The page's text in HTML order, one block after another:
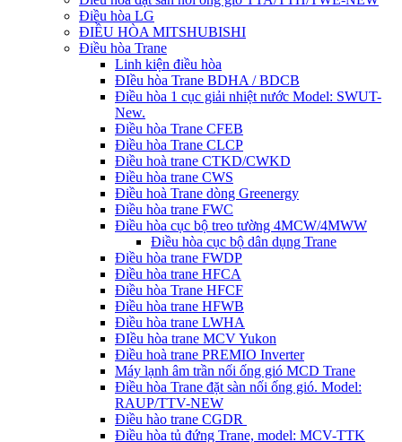
Điều hòa LG
ĐIỀU HÒA MITSHUBISHI
Điều hòa Trane
Linh kiện điều hòa
ĐIều hòa Trane BDHA / BDCB
Điều hòa 1 cục giải nhiệt nước Model: SWUT-
New.
Điều hòa Trane CFEB
Điều hòa Trane CLCP
Điều hoà trane CTKD/CWKD
Điều hòa trane CWS
Điều hoà Trane dòng Greenergy
Điều hòa trane FWC
Điều hòa cục bộ treo tường 4MCW/4MWW
Điều hòa cục bộ dân dụng Trane
Điều hòa trane FWDP
Điều hòa trane HFCA
Điều hòa Trane HFCF
Điều hòa trane HFWB
Điều hòa trane LWHA
ĐIều hòa trane MCV Yukon
Điều hoà trane PREMIO Inverter
Máy lạnh âm trần nối ống gió MCD Trane
Điều hòa Trane đặt sàn nối ống gió. Model:
RAUP/TTV-NEW
Điều hào trane CGDR
Điều hòa tủ đứng Trane, model: MCV-TTK